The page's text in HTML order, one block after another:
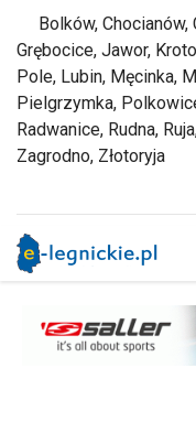
Bolków, Chocianów,
Grębocice, Jawor,
Pole, Lubin, Męcinka,
Pielgrzymka,
Radwanice, Rudna,
Zagrodno, Złotoryja